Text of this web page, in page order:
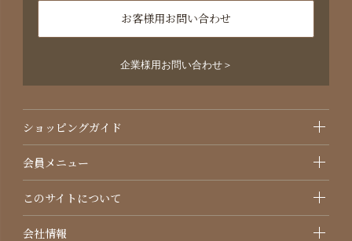
お客様用お問い合わせ
企業様用お問い合わせ＞
ショッピングガイド
会員メニュー
このサイトについて
会社情報